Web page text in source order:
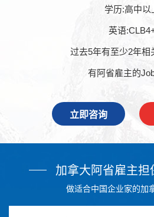
学历:高中以
英语
过去5年有至少2年相
有阿省雇主的
立即咨询
加拿大阿省雇主担
做适合中国企业家的加